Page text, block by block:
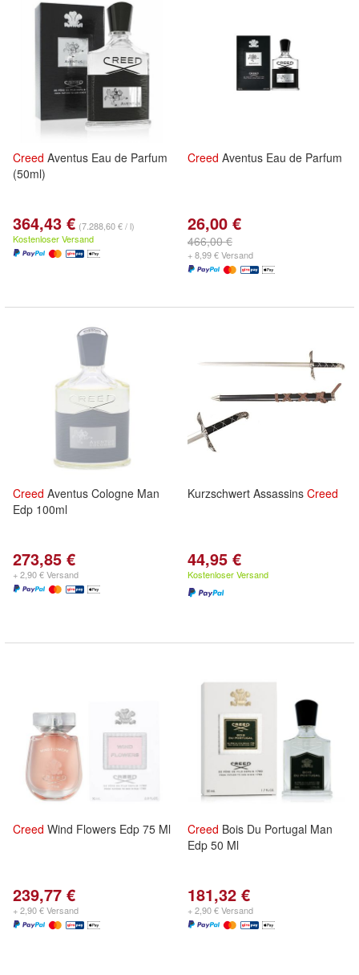
Creed Aventus Eau de Parfum
(50ml)
364,43 € (7.288,60 € / l)
Kostenloser Versand
Creed Aventus Eau de Parfum
26,00 €
466,00 €
+ 8,99 € Versand
Creed Aventus Cologne Man
Edp 100ml
273,85 €
+ 2,90 € Versand
Kurzschwert Assassins Creed
44,95 €
Kostenloser Versand
Creed Wind Flowers Edp 75 Ml
239,77 €
+ 2,90 € Versand
Creed Bois Du Portugal Man
Edp 50 Ml
181,32 €
+ 2,90 € Versand